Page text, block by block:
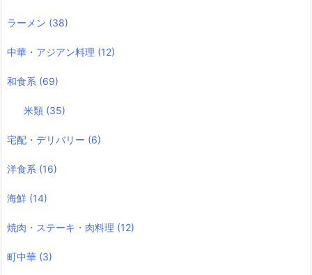
ラーメン (38)
中華・アジアン料理 (12)
和食系 (69)
米類 (35)
宅配・デリバリー (6)
洋食系 (16)
海鮮 (14)
焼肉・ステーキ・肉料理 (12)
町中華 (3)